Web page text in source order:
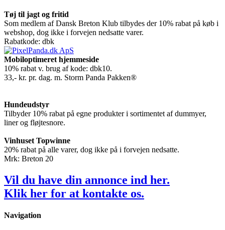
Tøj til jagt og fritid
Som medlem af Dansk Breton Klub tilbydes der 10% rabat på køb i
webshop, dog ikke i forvejen nedsatte varer.
Rabatkode: dbk
Mobiloptimeret hjemmeside
10% rabat v. brug af kode: dbk10.
33,- kr. pr. dag. m. Storm Panda Pakken®
Hundeudstyr
Tilbyder 10% rabat på egne produkter i sortimentet af dummyer,
liner og fløjtesnore.
Vinhuset Topwinne
20% rabat på alle varer, dog ikke på i forvejen nedsatte.
Mrk: Breton 20
Vil du have din annonce ind her.
Klik her for at kontakte os.
Navigation